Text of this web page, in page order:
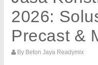
2026:
Precast &
By Beton Jaya Readymix